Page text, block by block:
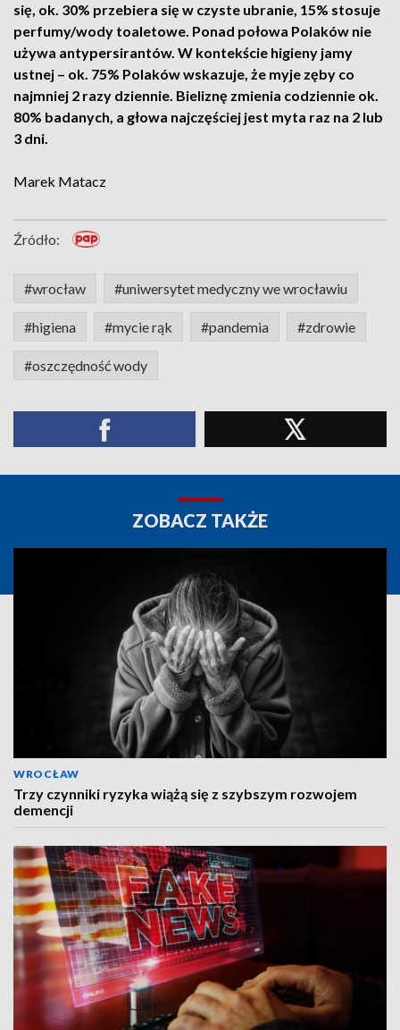
się, ok. 30% przebiera się w czyste ubranie, 15% stosuje
perfumy/wody toaletowe. Ponad połowa Polaków nie
używa antypersirantów. W kontekście higieny jamy
ustnej – ok. 75% Polaków wskazuje, że myje zęby co
najmniej 2 razy dziennie. Bieliznę zmienia codziennie ok.
80% badanych, a głowa najczęściej jest myta raz na 2 lub
3 dni.
Marek Matacz
Źródło:
#wrocław #uniwersytet medyczny we wrocławiu
#higiena #mycie rąk #pandemia #zdrowie
#oszczędność wody
ZOBACZ TAKŻE
WROCŁAW
Trzy czynniki ryzyka wiążą się z szybszym rozwojem
demencji